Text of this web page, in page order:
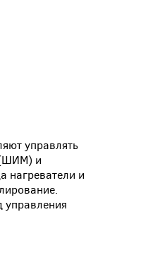
управлять
(ШИМ) и
нагреватели и
управления